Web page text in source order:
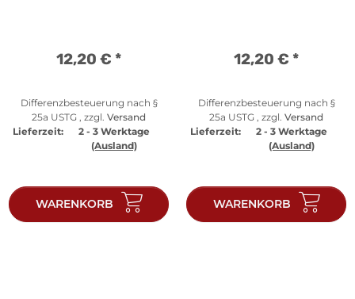
12,20 € *
Differenzbesteuerung nach §
25a USTG , zzgl. Versand
Lieferzeit:
2 - 3 Werktage
(Ausland)
WARENKORB
12,20 € *
Differenzbesteuerung nach §
25a USTG , zzgl. Versand
Lieferzeit:
2 - 3 Werktage
(Ausland)
WARENKORB